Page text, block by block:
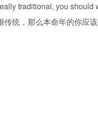
traditional, you
统，那么本命年的你应该